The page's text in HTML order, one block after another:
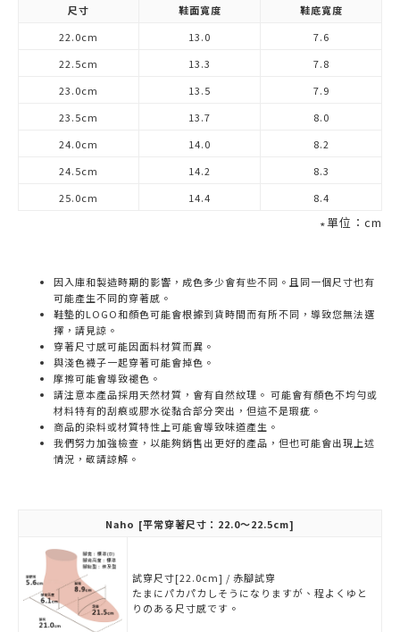
尺寸 鞋面寬度
鞋底寬度
22.0cm
13.0
7.6
22.5cm
13.3
7.8
23.0cm
13.5
7.9
23.5cm
13.7
8.0
24.0cm
14.0
8.2
24.5cm
14.2
8.3
25.0cm
14.4 8.4
∗單位：cm
因入庫和製造時期的影響，成色多少會有些不同。且同一個尺寸也有
可能產生不同的穿著感。
鞋墊的LOGO和顏色可能會根據到貨時間而有所不同，導致您無法選
擇，請見諒。
穿著尺寸感可能因面料材質而異。
與淺色襪子一起穿著可能會掉色。
摩擦可能會導致褪色。
請注意本產品採用天然材質，會有自然紋理。 可能會有顏色不均勻或
材料特有的刮痕或膠水從黏合部分突出，但這不是瑕疵。
商品的染料或材質特性上可能會導致味道產生。
我們努力加強檢查，以能夠銷售出更好的產品，但也可能會出現上述
情況，敬請諒解。
Naho [平常穿著尺寸：22.0～22.5cm]
試穿尺寸[22.0cm] / 赤腳試穿
たまにパカパカしそうになりますが、程よくゆと
りのある尺寸感です。